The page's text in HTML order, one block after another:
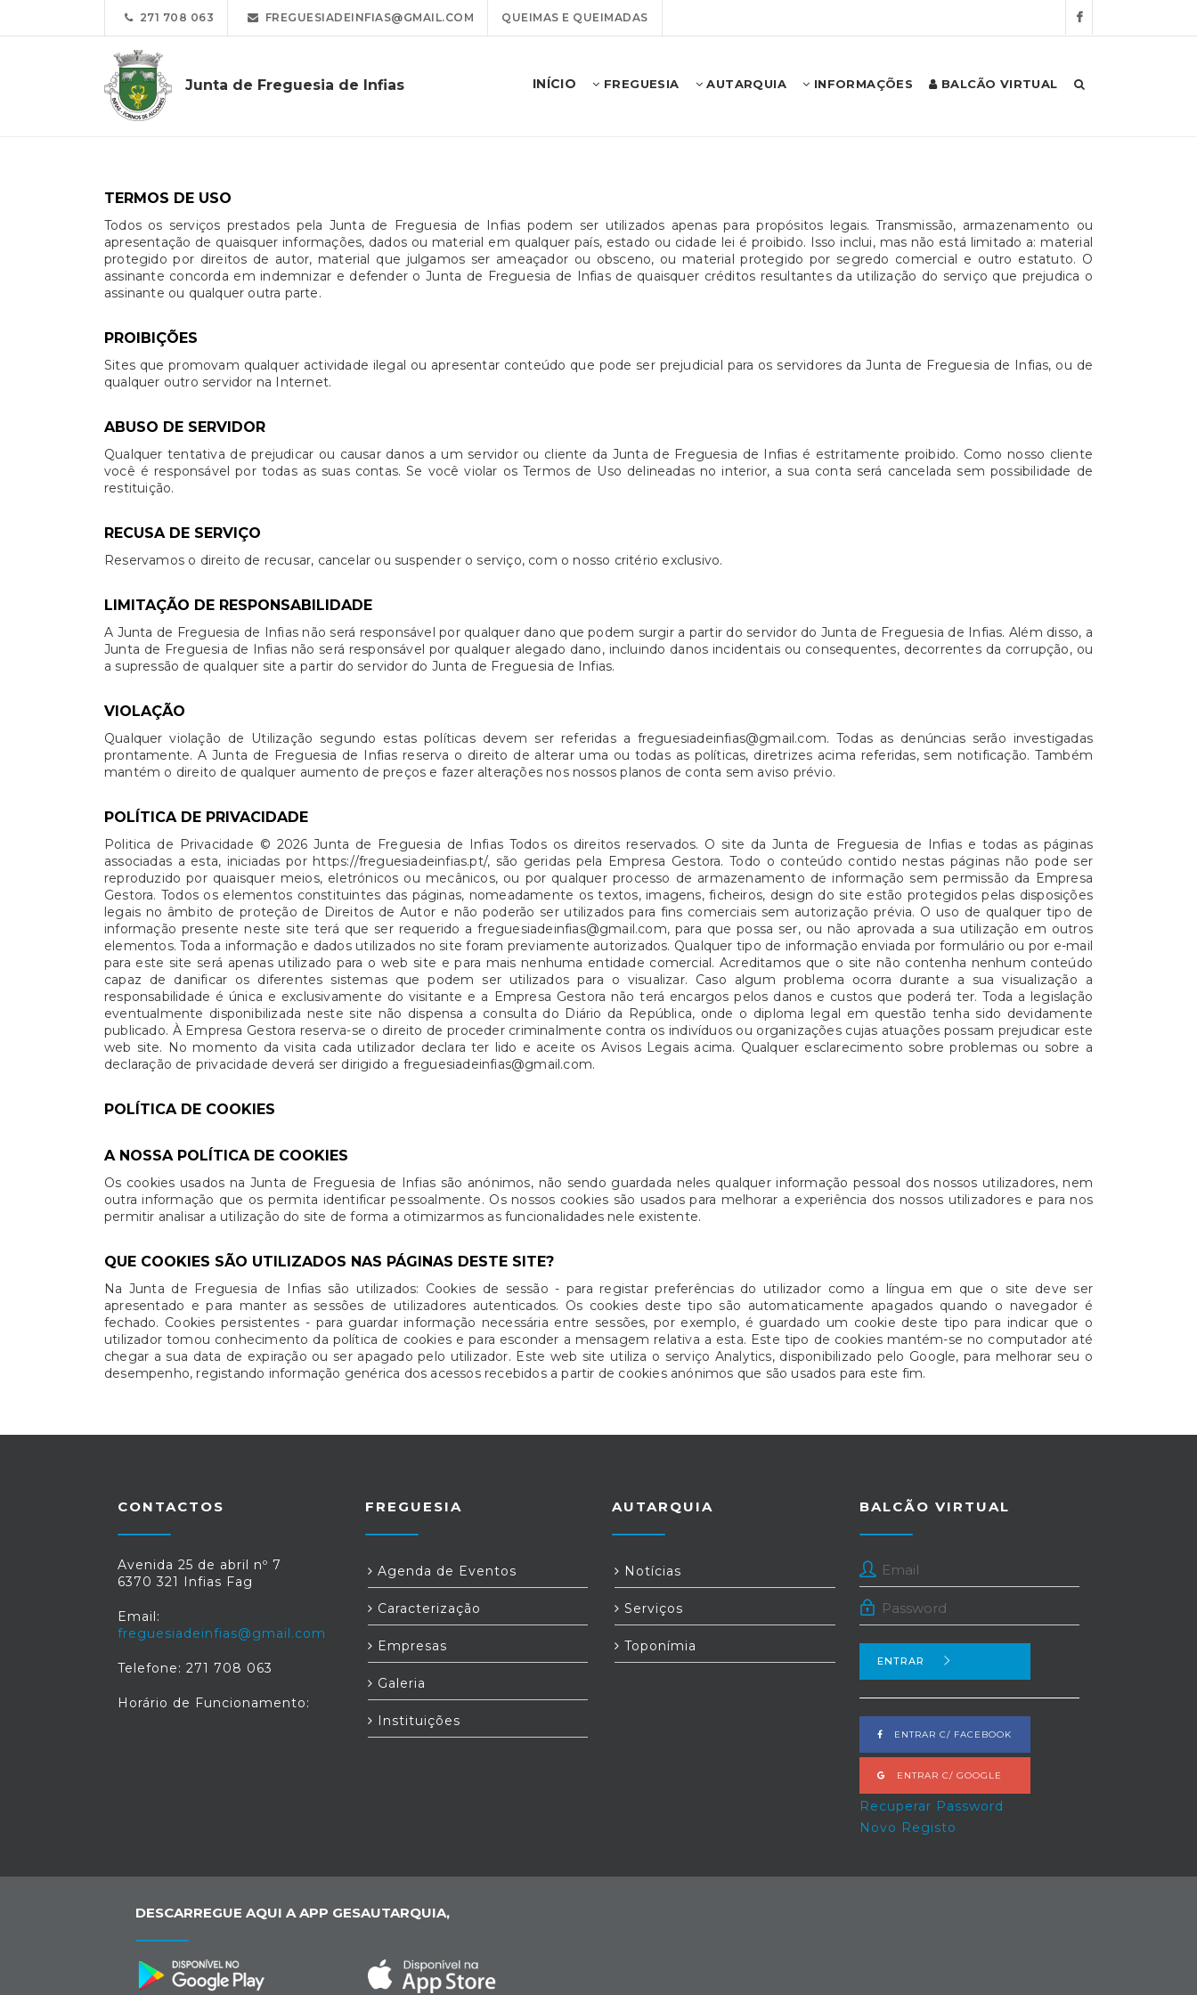
271 708 063 FREGUESIADEINFIAS@GMAIL.COM QUEIMAS E QUEIMADAS
Junta de Freguesia de Infias INÍCIO FREGUESIA AUTARQUIA INFORMAÇÕES BALCÃO VIRTUAL
TERMOS DE USO
Todos os serviços prestados pela Junta de Freguesia de Infias podem ser utilizados apenas para propósitos legais. Transmissão, armazenamento ou
apresentação de quaisquer informações, dados ou material em qualquer país, estado ou cidade lei é proibido. Isso inclui, mas não está limitado a: material
protegido por direitos de autor, material que julgamos ser ameaçador ou obsceno, ou material protegido por segredo comercial e outro estatuto. O
assinante concorda em indemnizar e defender o Junta de Freguesia de Infias de quaisquer créditos resultantes da utilização do serviço que prejudica o
assinante ou qualquer outra parte.
PROIBIÇÕES
Sites que promovam qualquer actividade ilegal ou apresentar conteúdo que pode ser prejudicial para os servidores da Junta de Freguesia de Infias, ou de
qualquer outro servidor na Internet.
ABUSO DE SERVIDOR
Qualquer tentativa de prejudicar ou causar danos a um servidor ou cliente da Junta de Freguesia de Infias é estritamente proibido. Como nosso cliente
você é responsável por todas as suas contas. Se você violar os Termos de Uso delineadas no interior, a sua conta será cancelada sem possibilidade de
restituição.
RECUSA DE SERVIÇO
Reservamos o direito de recusar, cancelar ou suspender o serviço, com o nosso critério exclusivo.
LIMITAÇÃO DE RESPONSABILIDADE
A Junta de Freguesia de Infias não será responsável por qualquer dano que podem surgir a partir do servidor do Junta de Freguesia de Infias. Além disso, a
Junta de Freguesia de Infias não será responsável por qualquer alegado dano, incluindo danos incidentais ou consequentes, decorrentes da corrupção, ou
a supressão de qualquer site a partir do servidor do Junta de Freguesia de Infias.
VIOLAÇÃO
Qualquer violação de Utilização segundo estas políticas devem ser referidas a freguesiadeinfias@gmail.com. Todas as denúncias serão investigadas
prontamente. A Junta de Freguesia de Infias reserva o direito de alterar uma ou todas as políticas, diretrizes acima referidas, sem notificação. Também
mantém o direito de qualquer aumento de preços e fazer alterações nos nossos planos de conta sem aviso prévio.
POLÍTICA DE PRIVACIDADE
Politica de Privacidade © 2026 Junta de Freguesia de Infias Todos os direitos reservados. O site da Junta de Freguesia de Infias e todas as páginas
associadas a esta, iniciadas por https://freguesiadeinfias.pt/, são geridas pela Empresa Gestora. Todo o conteúdo contido nestas páginas não pode ser
reproduzido por quaisquer meios, eletrónicos ou mecânicos, ou por qualquer processo de armazenamento de informação sem permissão da Empresa
Gestora. Todos os elementos constituintes das páginas, nomeadamente os textos, imagens, ficheiros, design do site estão protegidos pelas disposições
legais no âmbito de proteção de Direitos de Autor e não poderão ser utilizados para fins comerciais sem autorização prévia. O uso de qualquer tipo de
informação presente neste site terá que ser requerido a freguesiadeinfias@gmail.com, para que possa ser, ou não aprovada a sua utilização em outros
elementos. Toda a informação e dados utilizados no site foram previamente autorizados. Qualquer tipo de informação enviada por formulário ou por e-mail
para este site será apenas utilizado para o web site e para mais nenhuma entidade comercial. Acreditamos que o site não contenha nenhum conteúdo
capaz de danificar os diferentes sistemas que podem ser utilizados para o visualizar. Caso algum problema ocorra durante a sua visualização a
responsabilidade é única e exclusivamente do visitante e a Empresa Gestora não terá encargos pelos danos e custos que poderá ter. Toda a legislação
eventualmente disponibilizada neste site não dispensa a consulta do Diário da República, onde o diploma legal em questão tenha sido devidamente
publicado. À Empresa Gestora reserva-se o direito de proceder criminalmente contra os indivíduos ou organizações cujas atuações possam prejudicar este
web site. No momento da visita cada utilizador declara ter lido e aceite os Avisos Legais acima. Qualquer esclarecimento sobre problemas ou sobre a
declaração de privacidade deverá ser dirigido a freguesiadeinfias@gmail.com.
POLÍTICA DE COOKIES
A NOSSA POLÍTICA DE COOKIES
Os cookies usados na Junta de Freguesia de Infias são anónimos, não sendo guardada neles qualquer informação pessoal dos nossos utilizadores, nem
outra informação que os permita identificar pessoalmente. Os nossos cookies são usados para melhorar a experiência dos nossos utilizadores e para nos
permitir analisar a utilização do site de forma a otimizarmos as funcionalidades nele existente.
QUE COOKIES SÃO UTILIZADOS NAS PÁGINAS DESTE SITE?
Na Junta de Freguesia de Infias são utilizados: Cookies de sessão - para registar preferências do utilizador como a língua em que o site deve ser
apresentado e para manter as sessões de utilizadores autenticados. Os cookies deste tipo são automaticamente apagados quando o navegador é
fechado. Cookies persistentes - para guardar informação necessária entre sessões, por exemplo, é guardado um cookie deste tipo para indicar que o
utilizador tomou conhecimento da política de cookies e para esconder a mensagem relativa a esta. Este tipo de cookies mantém-se no computador até
chegar a sua data de expiração ou ser apagado pelo utilizador. Este web site utiliza o serviço Analytics, disponibilizado pelo Google, para melhorar seu o
desempenho, registando informação genérica dos acessos recebidos a partir de cookies anónimos que são usados para este fim.
CONTACTOS
Avenida 25 de abril nº 7
6370 321 Infias Fag
Email:
freguesiadeinfias@gmail.com
Telefone: 271 708 063
Horário de Funcionamento:
FREGUESIA
Agenda de Eventos
Caracterização
Empresas
Galeria
Instituições
AUTARQUIA
Notícias
Serviços
Toponímia
BALCÃO VIRTUAL
ENTRAR
ENTRAR C/ FACEBOOK
ENTRAR C/ GOOGLE
Recuperar Password
Novo Registo
DESCARREGUE AQUI A APP GESAUTARQUIA,